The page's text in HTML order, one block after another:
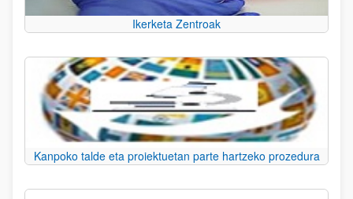
Ikerketa Zentroak
Kanpoko talde eta proiektuetan parte hartzeko prozedura